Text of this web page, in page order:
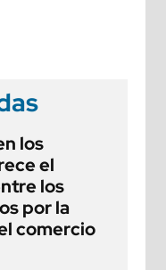
los
el
los
por la
comercio